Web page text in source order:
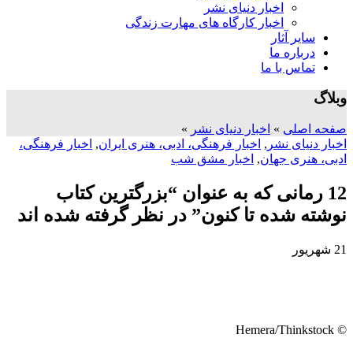
اخبار دنیای نشر
اخبار کارگاه های مهارت زندگی
سایر آثار
درباره ما
تماس با ما
وبلاگ
صفحه اصلی » اخبار دنیای نشر »
اخبار دنیای نشر , اخبار فرهنگی، ادبی، هنری ایران, اخبار فرهنگی،
ادبی، هنری جهان, اخبار مشق شب
12 رمانی که به عنوان “بزرگترین کتاب
نوشته شده تا کنون” در نظر گرفته شده اند
21 شهریور
© Hemera/Thinkstock